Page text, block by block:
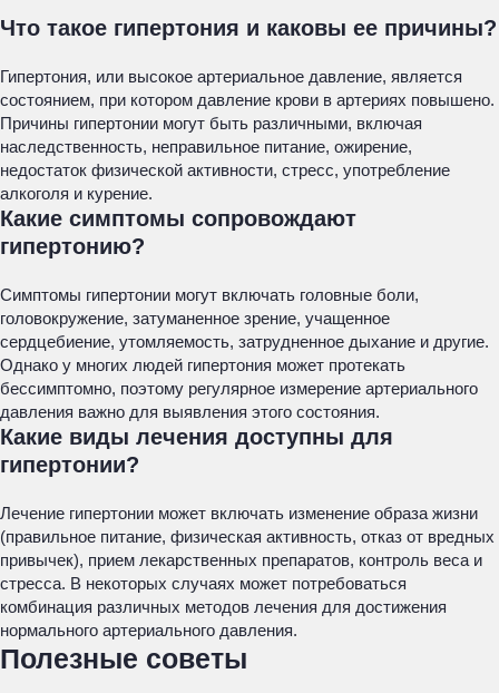
Что такое гипертония и каковы ее причины?
Гипертония, или высокое артериальное давление, является
состоянием, при котором давление крови в артериях повышено.
Причины гипертонии могут быть различными, включая
наследственность, неправильное питание, ожирение,
недостаток физической активности, стресс, употребление
алкоголя и курение.
Какие симптомы сопровождают
гипертонию?
Симптомы гипертонии могут включать головные боли,
головокружение, затуманенное зрение, учащенное
сердцебиение, утомляемость, затрудненное дыхание и другие.
Однако у многих людей гипертония может протекать
бессимптомно, поэтому регулярное измерение артериального
давления важно для выявления этого состояния.
Какие виды лечения доступны для
гипертонии?
Лечение гипертонии может включать изменение образа жизни
(правильное питание, физическая активность, отказ от вредных
привычек), прием лекарственных препаратов, контроль веса и
стресса. В некоторых случаях может потребоваться
комбинация различных методов лечения для достижения
нормального артериального давления.
Полезные советы